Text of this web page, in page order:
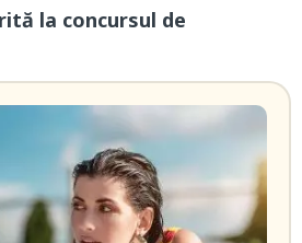
la concursul de